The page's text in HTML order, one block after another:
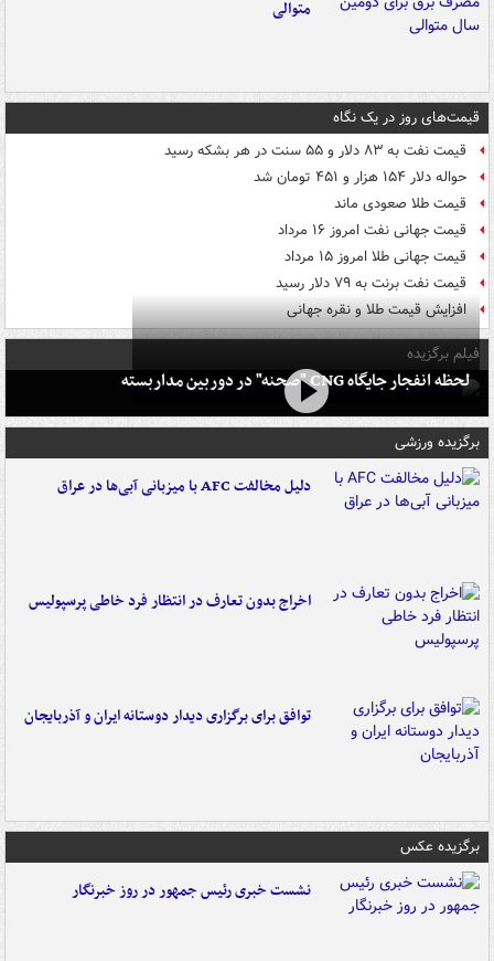
متوالی
قیمت‌های روز در یک نگاه
قیمت نفت به ۸۳ دلار و ۵۵ سنت در هر بشکه رسید
حواله دلار ۱۵۴ هزار و ۴۵۱ تومان شد
قیمت طلا صعودی ماند
قیمت جهانی نفت امروز ۱۶ مرداد
قیمت جهانی طلا امروز ۱۵ مرداد
قیمت نفت برنت به ۷۹ دلار رسید
افزایش قیمت طلا و نقره جهانی
فیلم برگزیده
لحظه انفجار جایگاه CNG "صحنه" در دوربین مداربسته
برگزیده ورزشی
دلیل مخالفت AFC با میزبانی آبی‌ها در عراق
اخراج بدون تعارف در انتظار فرد خاطی پرسپولیس
توافق برای برگزاری دیدار دوستانه ایران و آذربایجان
برگزیده عکس
نشست خبری رئیس جمهور در روز خبرنگار